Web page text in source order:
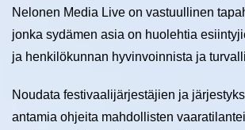
Nelonen Media Live on vastuullinen
jonka sydämen asia on huolehtia
ja henkilökunnan hyvinvoinnista ja
Noudata festivaalijärjestäjien ja
antamia ohjeita mahdollisten